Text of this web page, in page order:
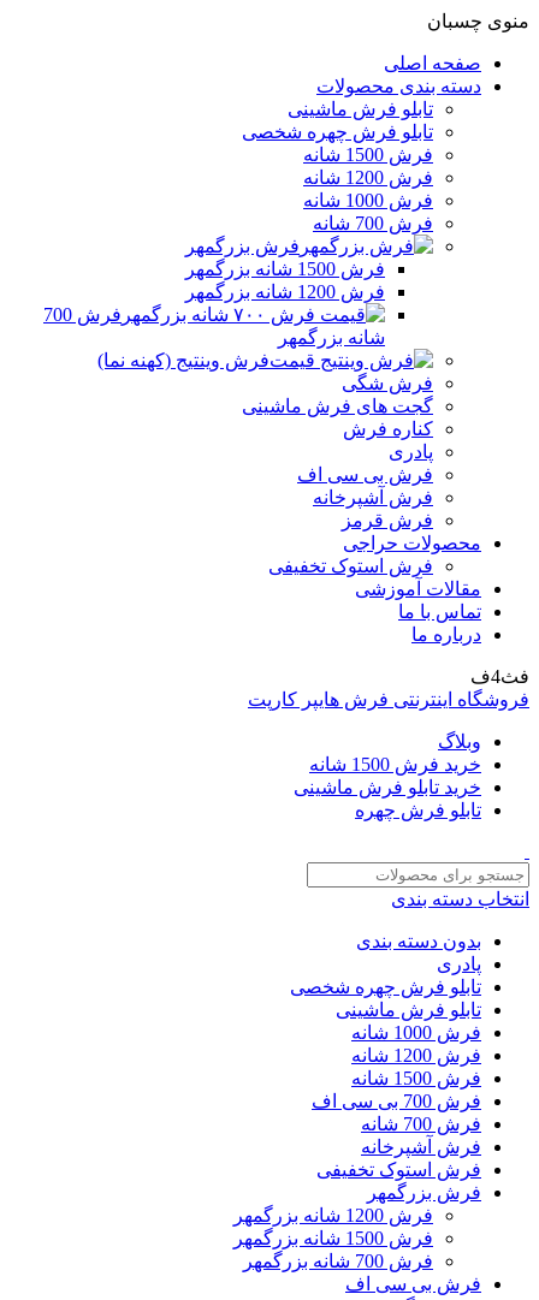
منوی چسبان
صفحه اصلی
دسته بندی محصولات
تابلو فرش ماشینی
تابلو فرش چهره شخصی
فرش 1500 شانه
فرش 1200 شانه
فرش 1000 شانه
فرش 700 شانه
فرش بزرگمهر
فرش 1500 شانه بزرگمهر
فرش 1200 شانه بزرگمهر
فرش 700
شانه بزرگمهر
فرش وینتیج (کهنه نما)
فرش شگی
گجت های فرش ماشینی
کناره فرش
پادری
فرش بی سی اف
فرش آشپرخانه
فرش قرمز
محصولات حراجی
فرش استوک تخفیفی
مقالات آموزشی
تماس با ما
درباره ما
فث4ف
فروشگاه اینترنتی فرش هایپر کارپت
وبلاگ
خرید فرش 1500 شانه
خرید تابلو فرش ماشینی
تابلو فرش چهره
انتخاب دسته بندی
بدون دسته بندی
پادری
تابلو فرش چهره شخصی
تابلو فرش ماشینی
فرش 1000 شانه
فرش 1200 شانه
فرش 1500 شانه
فرش 700 بی سی اف
فرش 700 شانه
فرش آشپرخانه
فرش استوک تخفیفی
فرش بزرگمهر
فرش 1200 شانه بزرگمهر
فرش 1500 شانه بزرگمهر
فرش 700 شانه بزرگمهر
فرش بی سی اف